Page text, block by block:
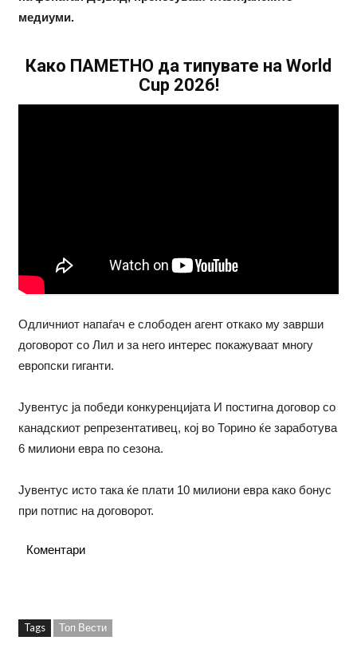
медиуми.
Како ПАМЕТНО да типувате на World
Cup 2026!
Одличниот напаѓач е слободен агент откако му заврши
договорот со Лил и за него интерес покажуваат многу
европски гиганти.
Јувентус ја победи конкуренцијата И постигна договор со
канадскиот репрезентативец, кој во Торино ќе заработува
6 милиони евра по сезона.
Јувентус исто така ќе плати 10 милиони евра како бонус
при потпис на договорот.
Коментари
Tags Топ Вести